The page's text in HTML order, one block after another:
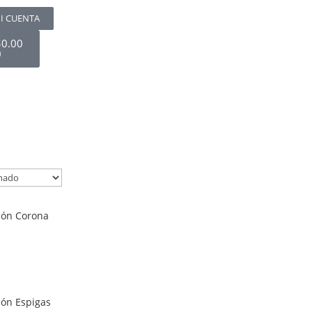
CUENTA
0.00
Corona
Espigas